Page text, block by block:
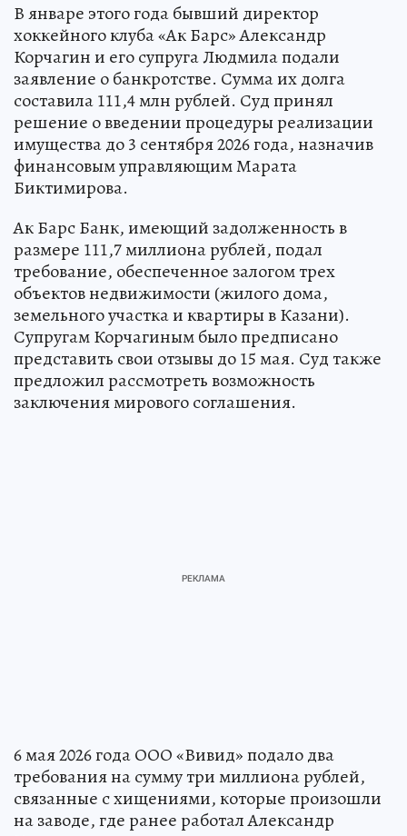
В январе этого года бывший директор
хоккейного клуба «Ак Барс» Александр
Корчагин и его супруга Людмила подали
заявление о банкротстве. Сумма их долга
составила 111,4 млн рублей. Суд принял
решение о введении процедуры реализации
имущества до 3 сентября 2026 года, назначив
финансовым управляющим Марата
Биктимирова.
Ак Барс Банк, имеющий задолженность в
размере 111,7 миллиона рублей, подал
требование, обеспеченное залогом трех
объектов недвижимости (жилого дома,
земельного участка и квартиры в Казани).
Супругам Корчагиным было предписано
представить свои отзывы до 15 мая. Суд также
предложил рассмотреть возможность
заключения мирового соглашения.
6 мая 2026 года ООО «Вивид» подало два
требования на сумму три миллиона рублей,
связанные с хищениями, которые произошли
на заводе, где ранее работал Александр